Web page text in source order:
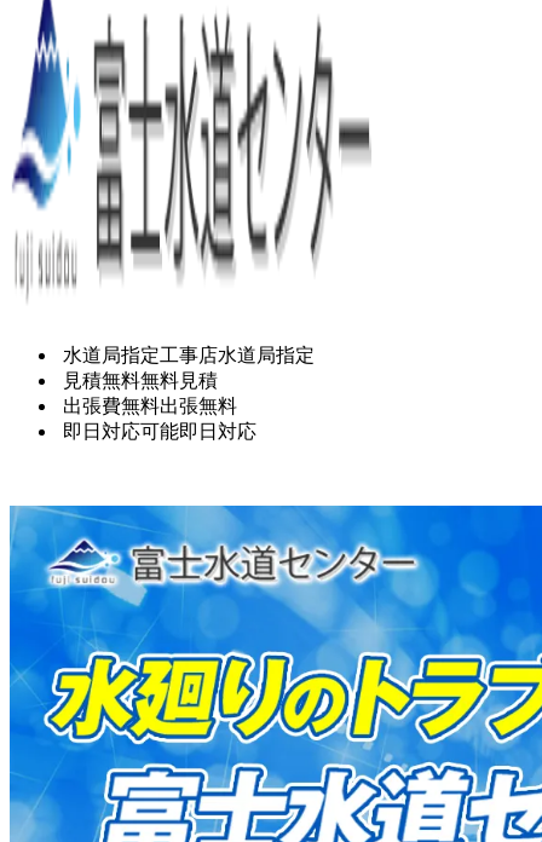
水道局指定工事店水道局指定
見積無料無料見積
出張費無料出張無料
即日対応可能即日対応